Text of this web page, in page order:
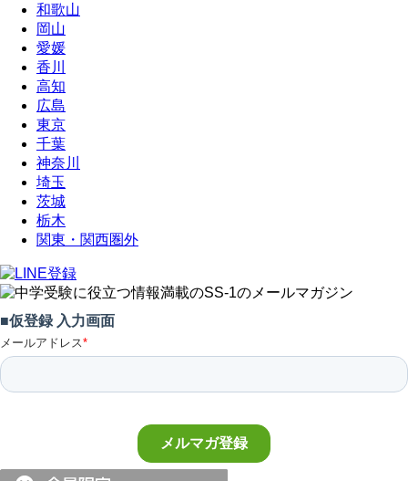
和歌山
岡山
愛媛
香川
高知
広島
東京
千葉
神奈川
埼玉
茨城
栃木
関東・関西圏外